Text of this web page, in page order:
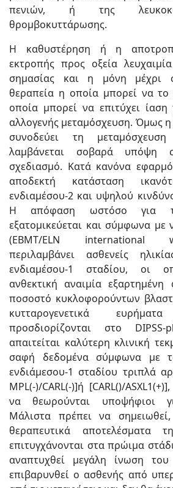
πενιών, ή της
θρομβοκυττάρωσης.
Η καθυστέρηση ή η
εκτροπής προς οξεία λευχαιμία
σημασίας και η μόνη μέχρι
θεραπεία η οποία μπορεί να το
οποία μπορεί να επιτύχει
αλλογενής μεταμόσχευση. Όμως
συνοδεύει τη
λαμβάνεται σοβαρά υπόψη
σχεδιασμό. Κατά κανόνα
αποδεκτή κατάσταση
ενδιαμέσου-2 και υψηλού
Η απόφαση ωστόσο για
εξατομικεύεται και σύμφωνα με
(EBMT/ELN international
περιλαμβάνει ασθενείς
ενδιαμέσου-1 σταδίου, οι
ανθεκτική αναιμία εξαρτημένη
ποσοστό κυκλοφορούντων
κυτταρογενετικά
προσδιορίζονται στο
απαιτείται καλύτερη κλινική
σαφή δεδομένα σύμφωνα με
ενδιάμεσου-1 σταδίου τριπλά
MPL(-)/CARL(-)]ή [CARL()/
να θεωρούνται υποψήφιοι
Μάλιστα πρέπει να
θεραπευτικά αποτελέσματα
επιτυγχάνονται στα πρώιμα
αναπτυχθεί μεγάλη ίνωση
επιβαρυνθεί ο ασθενής από